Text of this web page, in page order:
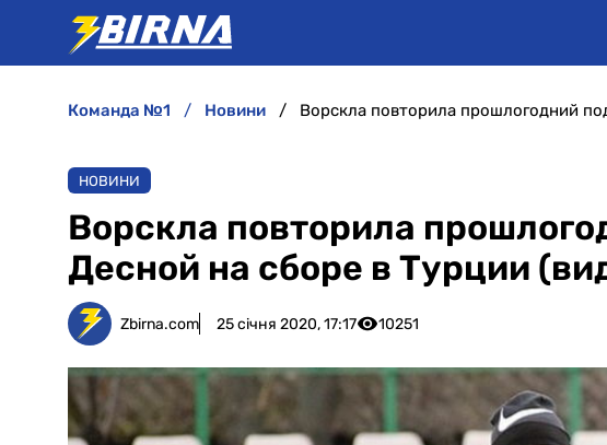
команда №1 новини Ворскла повторила прошлогодний
НОВИНИ
Ворскла повторила
Десной на сборе в Турции
Zbirna.com 25 січня 2020, 17:17 10251